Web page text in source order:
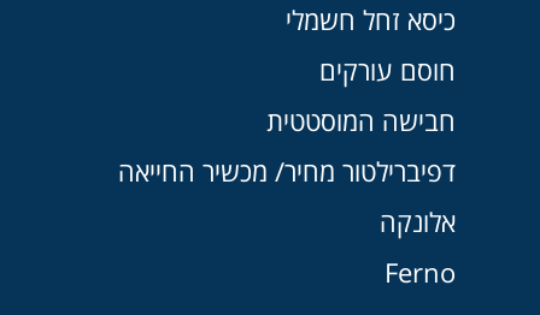
כיסא זחל חשמלי
חוסם עורקים
חבישה המוסטטית
דפיברילטור מחיר/ מכשיר החייאה
אלונקה
Ferno